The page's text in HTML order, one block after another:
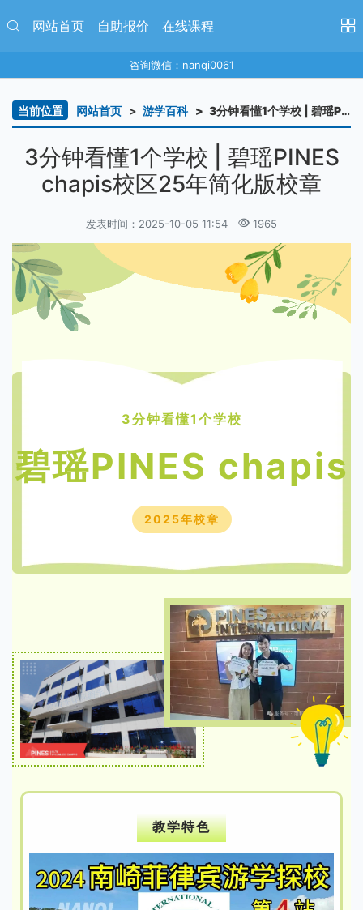
网站首页 自助报价 在线课程
咨询微信：nanqi0061
当前位置 网站首页 游学百科 3分钟看懂1个学校 | 碧瑶PINES chapis校区25年简化版校章
3分钟看懂1个学校 | 碧瑶PINES
chapis校区25年简化版校章
发表时间：2025-10-05 11:54 1965
3分钟看懂1个学校
碧瑶PINES chapis
2025年校章
教学特色